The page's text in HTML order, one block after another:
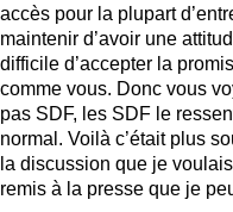
accès pour la plupart
maintenir d’avoir une
difficile d’accepter la
comme vous. Donc vous
pas SDF, les SDF le
normal. Voilà c’était plus
la discussion que je
remis à la presse que je